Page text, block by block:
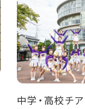
中学・高校チ